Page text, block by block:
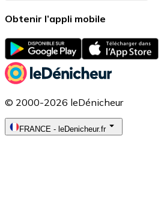
Obtenir l’appli mobile
© 2000-2026 leDénicheur
FRANCE - leDenicheur.fr